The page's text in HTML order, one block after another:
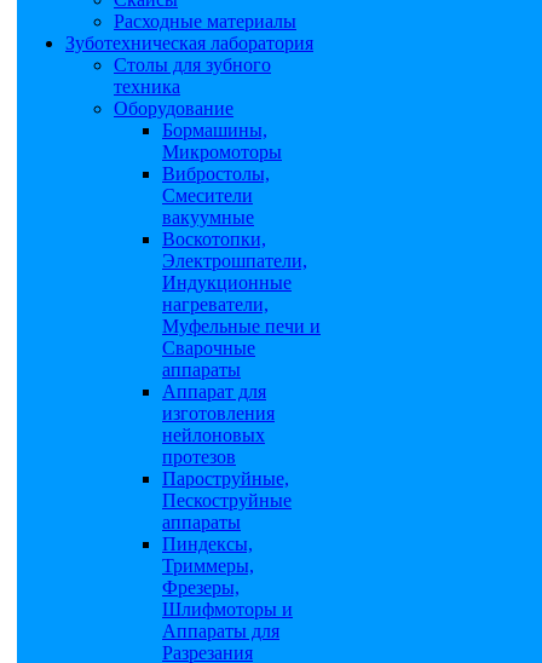
Расходные материалы
Зуботехническая лаборатория
Столы для зубного
техника
Оборудование
Бормашины,
Микромоторы
Вибростолы,
Смесители
вакуумные
Воскотопки,
Электрошпатели,
Индукционные
нагреватели,
Муфельные печи и
Сварочные
аппараты
Аппарат для
изготовления
нейлоновых
протезов
Пароструйные,
Пескоструйные
аппараты
Пиндексы,
Триммеры,
Фрезеры,
Шлифмоторы и
Аппараты для
Разрезания